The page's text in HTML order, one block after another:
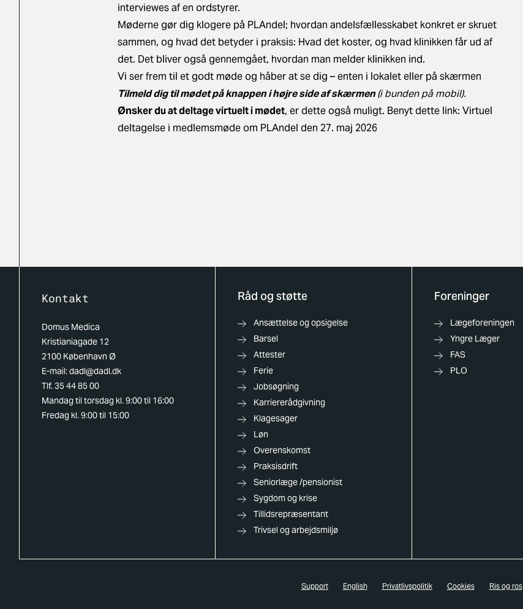
interviewes af en ordstyrer.
Møderne gør dig klogere på PLAndel; hvordan andelsfællesskabet konkret er skruet
sammen, og hvad det betyder i praksis: Hvad det koster, og hvad klinikken får ud af
det. Det bliver også gennemgået, hvordan man melder klinikken ind.
Vi ser frem til et godt møde og håber at se dig – enten i lokalet eller på skærmen
Tilmeld dig til mødet på knappen i højre side af skærmen(i bunden på mobil).
Ønsker du at deltage virtuelt i mødet, er dette også muligt. Benyt dette link: Virtuel
deltagelse i medlemsmøde om PLAndel den 27. maj 2026
Kontakt
Domus Medica
Kristianiagade 12
2100 København Ø
E-mail:dadl@dadl.dk
Tlf. 35 44 85 00
Mandag til torsdag kl. 9:00 til 16:00
Fredag kl. 9:00 til 15:00
Råd og støtte
Ansættelse og opsigelse
Barsel
Attester
Ferie
Jobsøgning
Karriererådgivning
Klagesager
Løn
Overenskomst
Praksisdrift
Seniorlæge /pensionist
Sygdom og krise
Tillidsrepræsentant
Trivsel og arbejdsmiljø
Foreninger
Lægeforeningen
Yngre Læger
FAS
PLO
Support English Privatlivspolitik Cookies Ris og ros